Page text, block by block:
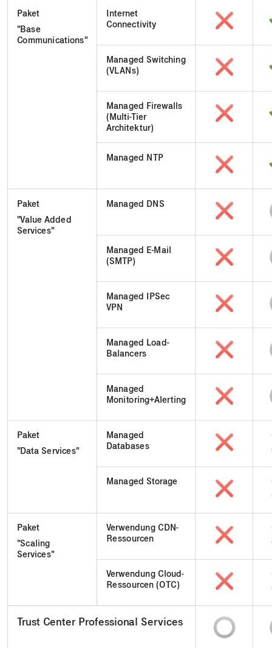
Paket
"Base
Communications"
Internet
Connectivity
Managed Switching
(VLANs)
Managed Firewalls
(Multi-Tier
Architektur)
Managed NTP
Paket
"Value Added
Services"
Managed DNS
Managed E-Mail
(SMTP)
Managed IPSec
VPN
Managed Load-
Balancers
Managed
Monitoring+Alerting
Paket
"Data Services"
Managed
Databases
Managed Storage
Paket
"Scaling
Services"
Verwendung CDN-
Ressourcen
Verwendung Cloud-
Ressourcen (OTC)
Trust Center Professional Services